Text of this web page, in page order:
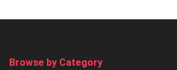
Browse by Category